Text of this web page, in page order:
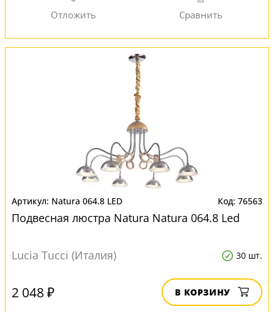
Natura 064.8 LED 76563
Подвесная люстра Natura Natura 064.8 Led
Lucia Tucci (Италия) 30 шт.
2 048 ₽ В КОРЗИНУ